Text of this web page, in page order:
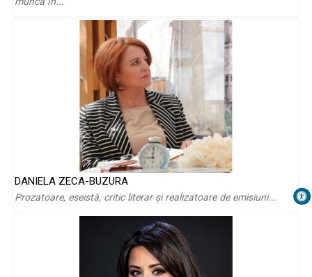
DANIELA ZECA-BUZURA
Prozatoare, eseistă, critic literar și realizatoare de emisiuni...